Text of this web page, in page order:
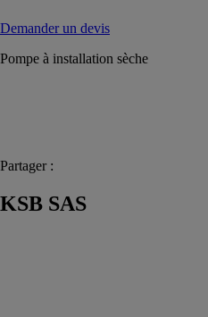
Demander un devis
Pompe à installation sèche
Partager :
KSB SAS